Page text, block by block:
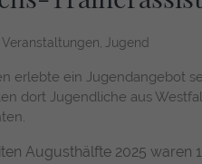
Jugend
erlebte ein Jugendangebot
dort Jugendliche aus
Augusthälfte 2025
zu